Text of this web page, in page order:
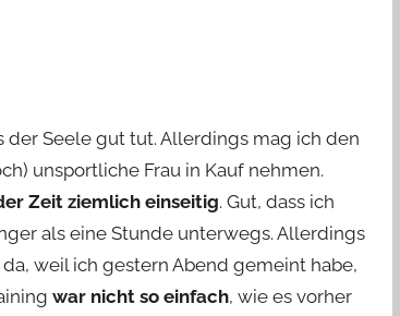
der Seele gut tut. Allerdings mag ich den
unsportliche Frau in Kauf nehmen.
Zeit ziemlich einseitig. Gut, dass ich
als eine Stunde unterwegs. Allerdings
weil ich gestern Abend gemeint habe,
war nicht so einfach, wie es vorher